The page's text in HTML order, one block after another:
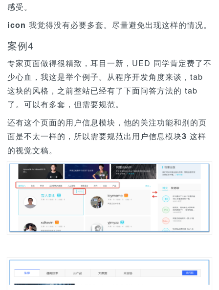
感受。
icon 我觉得没有必要多套。尽量避免出现这样的情况。
案例4
专家页面做得很精致，耳目一新，UED 同学肯定费了不
少心血，我这是举个例子。从程序开发角度来谈，tab
这块的风格，之前整站已经有了下面问答方法的 tab
了。可以有多套，但需要规范。
还有这个页面的用户信息模块，他的关注功能和别的页
面是不太一样的，所以需要规范出用户信息模块3 这样
的视觉文稿。